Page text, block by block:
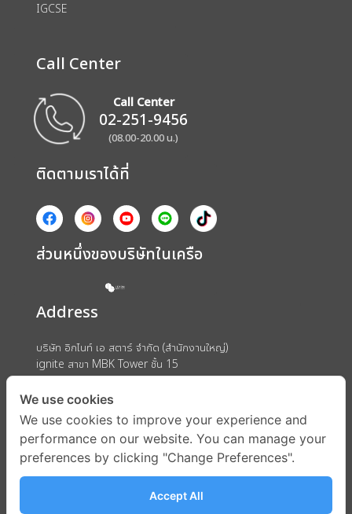
IGCSE
Call Center
Call Center
02-251-9456
(08.00-20.00 น.)
ติดตามเราได้ที่
ส่วนหนึ่งของบริษัทในเครือ
Address
บริษัท อิกไนท์ เอ สตาร์ จำกัด (สำนักงานใหญ่)
ignite สาขา MBK Tower ชั้น 15
ถนนพญาไท แขวงวังใหม่ เขตปทุมวัน กรุงเทพมหานคร 10330
We use cookies
We use cookies to improve your experience and
performance on our website. You can manage your
preferences by clicking "Change Preferences".
Accept All